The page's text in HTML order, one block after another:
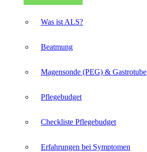
Was ist ALS?
Beatmung
Magensonde (PEG) & Gastrotube
Pflegebudget
Checkliste Pflegebudget
Erfahrungen bei Symptomen